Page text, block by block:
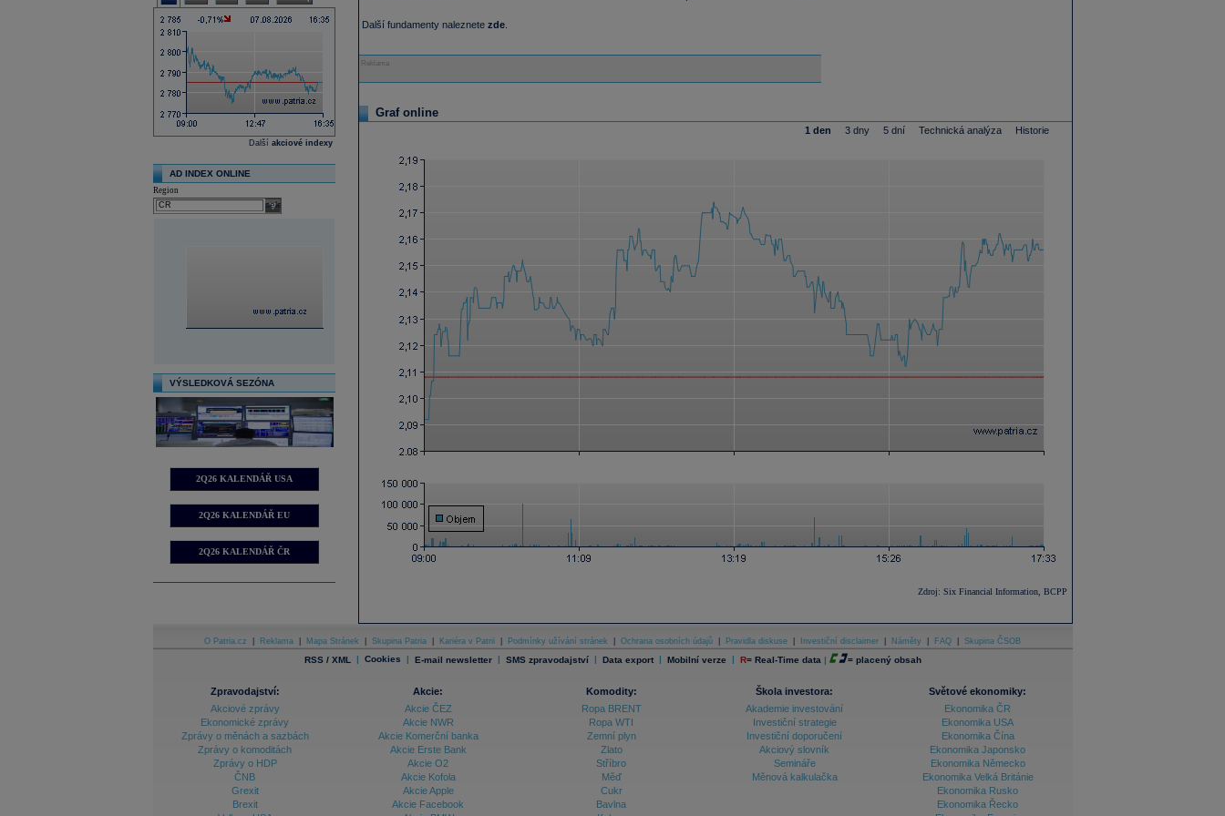
Další akciové indexy
AD INDEX ONLINE
Region
select
VÝSLEDKOVÁ SEZÓNA
2Q26 KALENDÁŘ USA
2Q26 KALENDÁŘ EU
2Q26 KALENDÁŘ ČR
Další fundamenty naleznete zde.
Reklama
Graf online
1 den 3 dny 5 dní Technická analýza Historie
Zdroj: Six Financial Information, BCPP
O Patria.cz Reklama Mapa Stránek Skupina Patria Kariéra v Patrii Podmínky užívání stránek Ochrana osobních údajů Pravidla diskuse Investiční disclaimer Náměty FAQ Skupina ČSOB
RSS / XML | Cookies | E-mail newsletter | SMS zpravodajství | Data export | Mobilní verze | R= Real-Time data | = placený obsah
Zpravodajství:
Akciové zprávy
Ekonomické zprávy
Zprávy o měnách a sazbách
Zprávy o komoditách
Zprávy o HDP
ČNB
Grexit
Brexit
Akcie:
Akcie ČEZ
Akcie NWR
Akcie Komerční banka
Akcie Erste Bank
Akcie O2
Akcie Kofola
Akcie Apple
Akcie Facebook
Komodity:
Ropa BRENT
Ropa WTI
Zemní plyn
Zlato
Stříbro
Měď
Cukr
Bavlna
Škola investora:
Akademie investování
Investiční strategie
Investiční doporučení
Akciový slovník
Semináře
Měnová kalkulačka
Světové ekonomiky:
Ekonomika ČR
Ekonomika USA
Ekonomika Čína
Ekonomika Japonsko
Ekonomika Německo
Ekonomika Velká Británie
Ekonomika Rusko
Ekonomika Řecko